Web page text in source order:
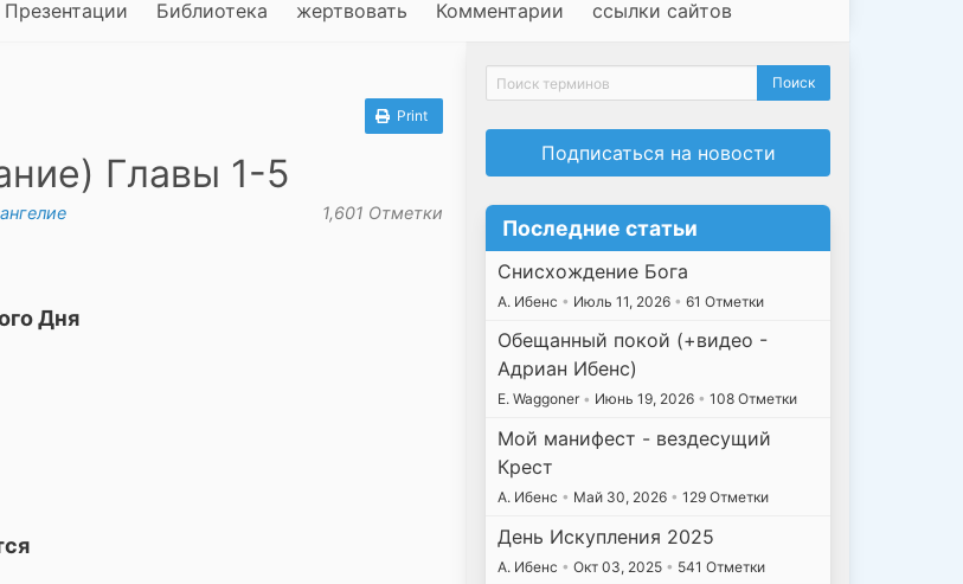
Презентации Библиотека жертвовать Комментарии ссылки сайтов
Print
Главы 1-5
1,601 Отметки
Дня
Подписаться на новости
Последние статьи
Снисхождение Бога
А. Ибенс • Июль 11, 2026 • 61 Отметки
Обещанный покой (+видео -
Адриан Ибенс)
E. Waggoner • Июнь 19, 2026 • 108 Отметки
Мой манифест - вездесущий
Крест
А. Ибенс • Май 30, 2026 • 129 Отметки
День Искупления 2025
А. Ибенс • Окт 03, 2025 • 541 Отметки